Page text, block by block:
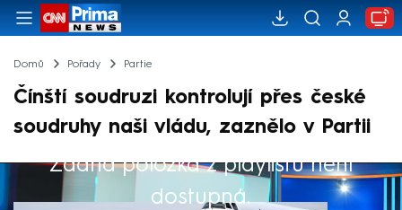
Domů Pořady Partie
Čínští soudruzi kontrolují přes české
soudruhy naši vládu, zaznělo v Partii
Žádná položka z playlistu není
dostupná.
Výběr redakce